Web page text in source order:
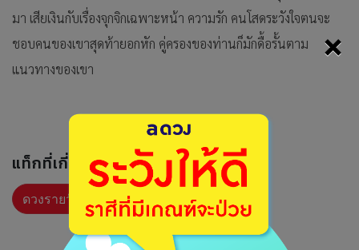
×
มา เสียเงินกับเรื่องจุกจิกเฉพาะหน้า ความรัก คนโสดระวังใจตนจะ
ชอบคนของเขาสุดท้ายอกหัก คู่ครองของท่านก็มักดื้อรั้นตาม
แนวทางของเขา
แท็กที่เกี่ยวข้อง :
ดวงรายวัน